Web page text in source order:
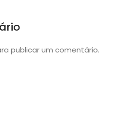
publicar um comentário.